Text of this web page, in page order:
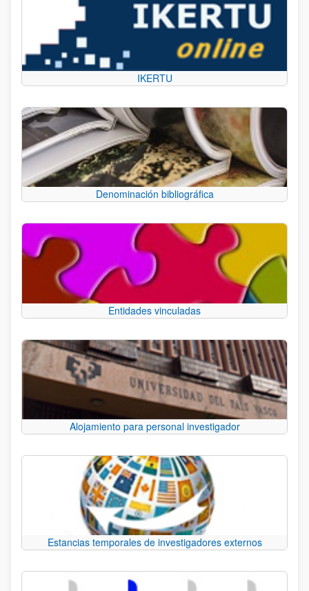
IKERTU
Denominación bibliográfica
Entidades vinculadas
Alojamiento para personal investigador
Estancias temporales de investigadores externos